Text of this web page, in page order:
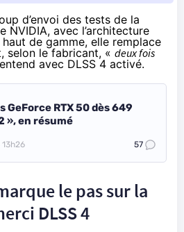
d’envoi des tests de la
NVIDIA, avec l’architecture
de gamme, elle remplace
selon le fabricant, « deux fois
avec DLSS 4 activé.
GeForce RTX 50 dès 649
», en résumé
57
le pas sur la
DLSS 4